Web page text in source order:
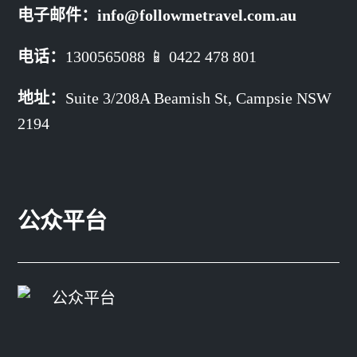
电子邮件：info@followmetravel.com.au
电话： 1300565088 📱 0422 478 801
地址： Suite 3/208A Beamish St,Campsie NSW
2194
公众平台